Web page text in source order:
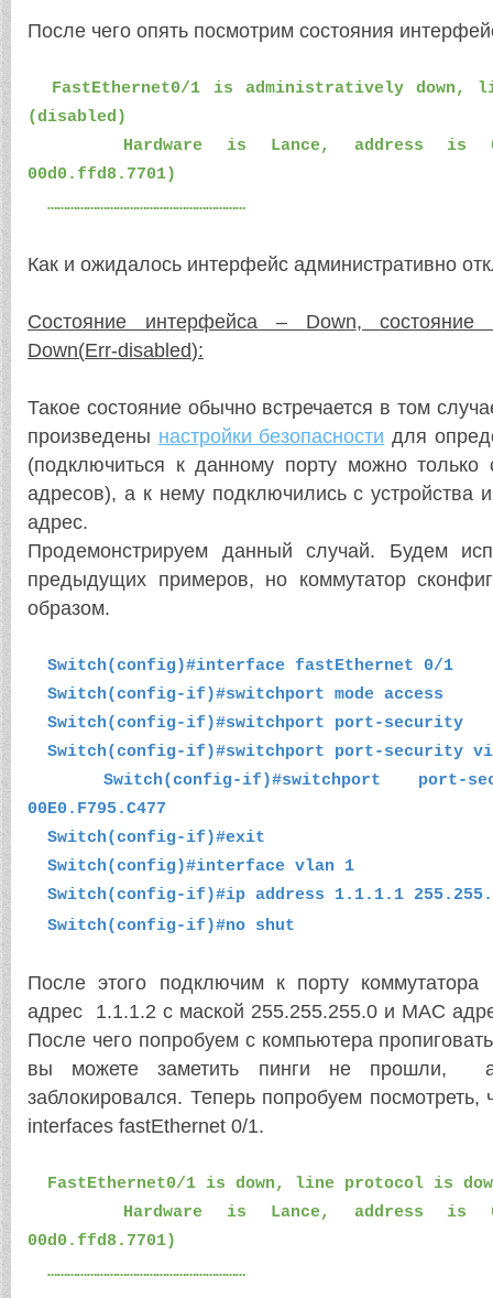
После чего опять посмотрим состояния
FastEthernet0/1 is administratively down,
(disabled)
Hardware is Lance, address is
00d0.ffd8.7701)
……………………………………………………
Как и ожидалось интерфейс административно
Состояние интерфейса – Down, состояние
Down(Err-disabled):
Такое состояние обычно встречается в том
произведены настройки безопасности для
(подключиться к данному порту можно
адресов), а к нему подключились с устройства
адрес.
Продемонстрируем данный случай. Будем
предыдущих примеров, но коммутатор
образом.
Switch(config)#interface fastEthernet 0/1
Switch(config-if)#switchport mode access
Switch(config-if)#switchport port-security
Switch(config-if)#switchport port-security
Switch(config-if)#switchport port-
00E0.F795.C477
Switch(config-if)#exit
Switch(config)#interface vlan 1
Switch(config-if)#ip address 1.1.1.1
Switch(config-if)#no shut
После этого подключим к порту
адрес 1.1.1.2 c маской 255.255.255.0 и MAC
После чего попробуем с компьютера
вы можете заметить пинги не прошли, а
заблокировался. Теперь попробуем
interfaces fastEthernet 0/1.
FastEthernet0/1 is down, line protocol is
Hardware
is Lance, address is
00d0.ffd8.7701)
……………………………………………………